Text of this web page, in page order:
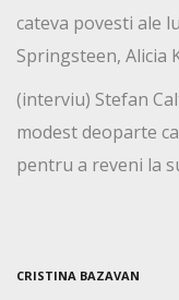
cateva povesti ale
Springsteen, Alicia
(interviu) Stefan
modest deoparte
pentru a reveni la
CRISTINA BAZAVAN